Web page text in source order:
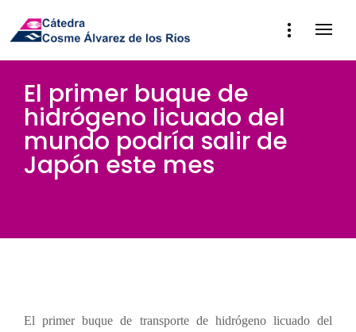
El primer buque de
hidrógeno licuado del
mundo podría salir de
Japón este mes
El primer buque de transporte de hidrógeno licuado del